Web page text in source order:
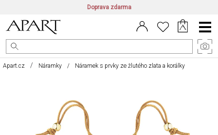
Doprava zdarma
CZ/CZK | EN/EUR PL/PLN
Main
Menu
Apart.cz Náramky Náramek s prvky ze žlutého zlata a korálky